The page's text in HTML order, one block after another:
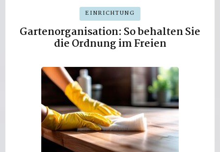
EINRICHTUNG
Gartenorganisation: So behalten Sie
die Ordnung im Freien